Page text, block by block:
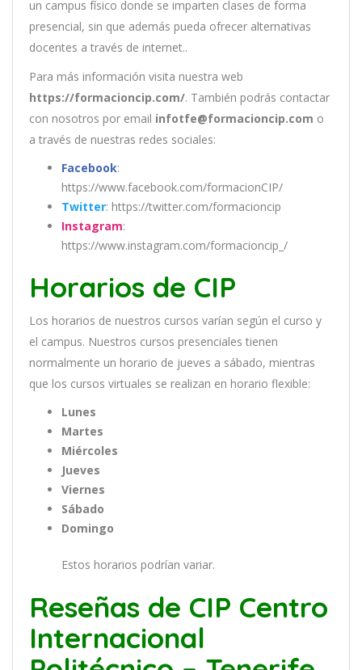
un campus físico donde se imparten clases de forma
presencial, sin que además pueda ofrecer alternativas
docentes a través de internet..
Para más información visita nuestra web
https://formacioncip.com/. También podrás contactar
con nosotros por email infotfe@formacioncip.com o
a través de nuestras redes sociales:
Facebook:
https://www.facebook.com/formacionCIP/
Twitter: https://twitter.com/formacioncip
Instagram:
https://www.instagram.com/formacioncip_/
Horarios de CIP
Los horarios de nuestros cursos varían según el curso y
el campus. Nuestros cursos presenciales tienen
normalmente un horario de jueves a sábado, mientras
que los cursos virtuales se realizan en horario flexible:
Lunes
Martes
Miércoles
Jueves
Viernes
Sábado
Domingo
Estos horarios podrían variar.
Reseñas de CIP Centro
Internacional